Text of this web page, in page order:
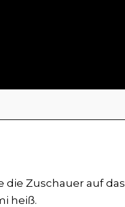
die Zuschauer auf das
heiß.